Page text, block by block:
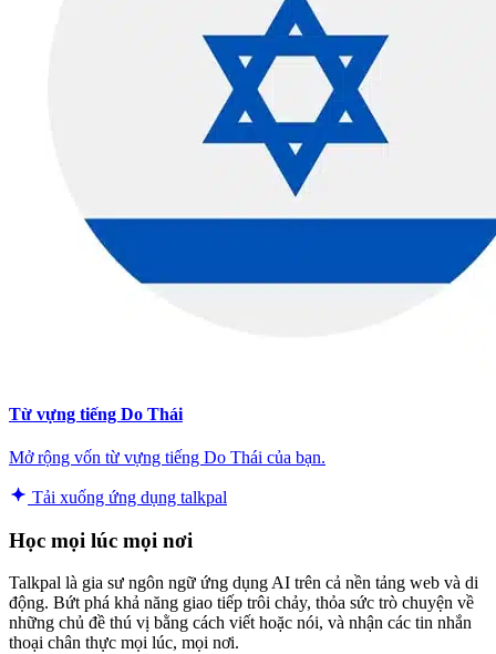
Từ vựng tiếng Do Thái
Mở rộng vốn từ vựng tiếng Do Thái của bạn.
Tải xuống ứng dụng talkpal
Học mọi lúc mọi nơi
Talkpal là gia sư ngôn ngữ ứng dụng AI trên cả nền tảng web và di
động. Bứt phá khả năng giao tiếp trôi chảy, thỏa sức trò chuyện về
những chủ đề thú vị bằng cách viết hoặc nói, và nhận các tin nhắn
thoại chân thực mọi lúc, mọi nơi.